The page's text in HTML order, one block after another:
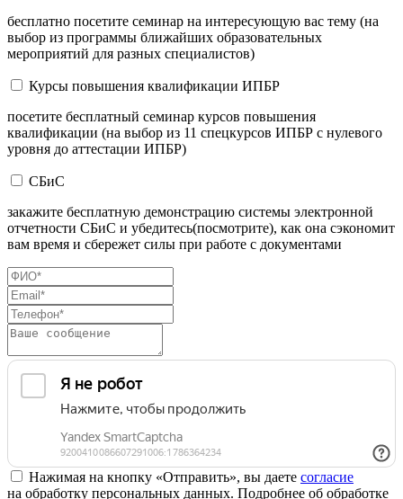
бесплатно посетите семинар на интересующую вас тему (на
выбор из программы ближайших образовательных
мероприятий для разных специалистов)
Курсы повышения квалификации ИПБР
посетите бесплатный семинар курсов повышения
квалификации (на выбор из 11 спецкурсов ИПБР с нулевого
уровня до аттестации ИПБР)
СБиС
закажите бесплатную демонстрацию системы электронной
отчетности СБиС и убедитесь(посмотрите), как она сэкономит
вам время и сбережет силы при работе с документами
Нажимая на кнопку «Отправить», вы даете согласие
на обработку персональных данных. Подробнее об обработке